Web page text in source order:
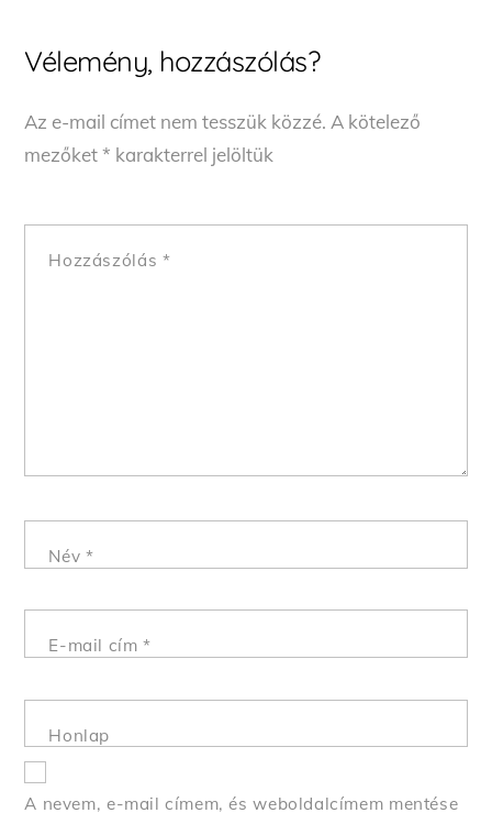
Vélemény, hozzászólás?
Az e-mail címet nem tesszük közzé. A kötelező
mezőket* karakterrel jelöltük
Hozzászólás *
Név *
E-mail cím*
Honlap
A nevem, e-mail címem, és weboldalcímem mentése